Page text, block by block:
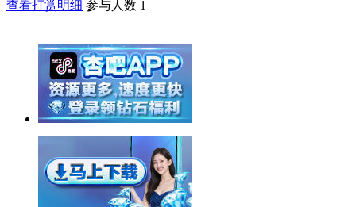
查看打赏明细 参与人数 1